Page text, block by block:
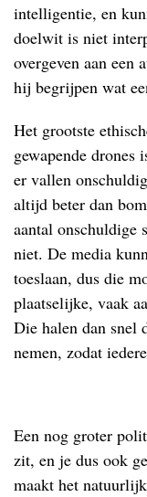
intelligentie, en
doelwit is niet
overgeven aan een
hij begrijpen wat
Het grootste
gewapende
er vallen
altijd beter dan
aantal onschuldige
niet. De media
toeslaan, dus die
plaatselijke, vaak
Die halen dan snel
nemen, zodat
Een nog groter
zit, en je dus ook
maakt het